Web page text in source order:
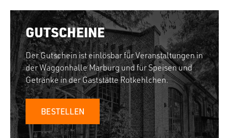
GUTSCHEINE
Der Gutschein ist einlösbar für Veranstaltungen in
der Waggonhalle Marburg und für Speisen und
Getränke in der Gaststätte Rotkehlchen.
BESTELLEN